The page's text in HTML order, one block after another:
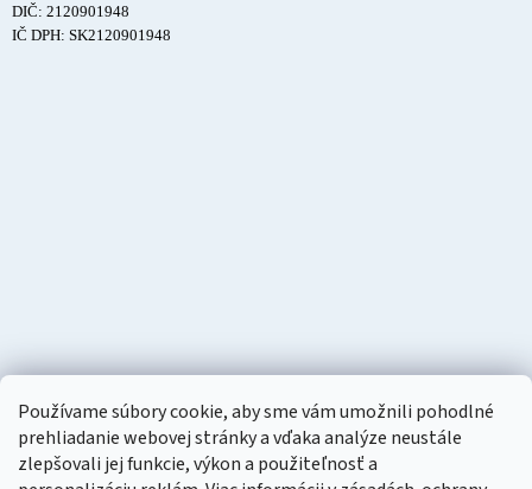
Používame súbory cookie, aby sme vám umožnili pohodlné
prehliadanie webovej stránky a vďaka analýze neustále
zlepšovali jej funkcie, výkon a použiteľnosť a
DIČ: 2120901948
IČ DPH: SK2120901948